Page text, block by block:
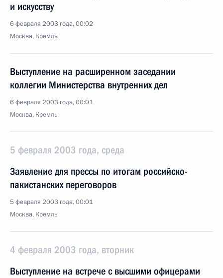
и искусству
6 февраля 2003 года, 00:02
Москва, Кремль
Выступление на расширенном заседании
коллегии Министерства внутренних дел
6 февраля 2003 года, 00:01
Москва, Кремль
5 февраля 2003 года, среда
Заявление для прессы по итогам российско-
пакистанских переговоров
5 февраля 2003 года, 00:01
Москва, Кремль
4 февраля 2003 года, вторник
Выступление на встрече с высшими офицерами